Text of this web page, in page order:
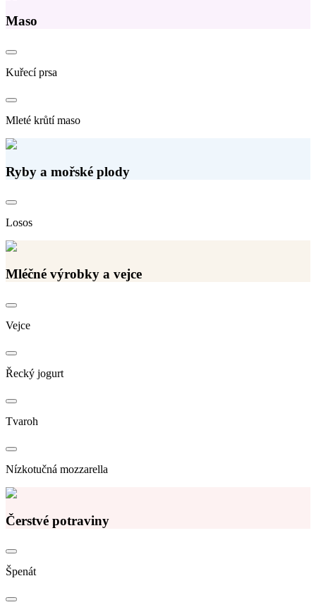
Maso
Kuřecí prsa
Mleté krůtí maso
Ryby a mořské plody
Losos
Mléčné výrobky a vejce
Vejce
Řecký jogurt
Tvaroh
Nízkotučná mozzarella
Čerstvé potraviny
Špenát